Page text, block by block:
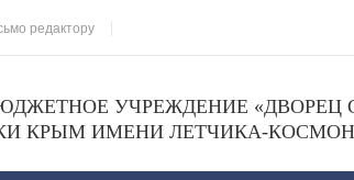
редактору
УЧРЕЖДЕНИЕ «ДВОРЕЦ
КРЫМ ИМЕНИ ЛЕТЧИКА-